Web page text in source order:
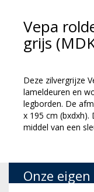
Vepa
grijs
Deze zilvergrijze
lameldeuren en
legborden. De
x 195 cm
middel van een
Onze